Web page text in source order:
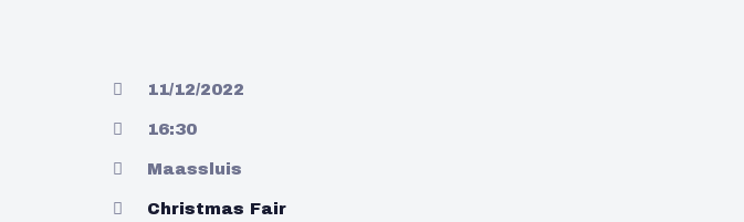
11/12/2022
16:30
Maassluis
Christmas Fair